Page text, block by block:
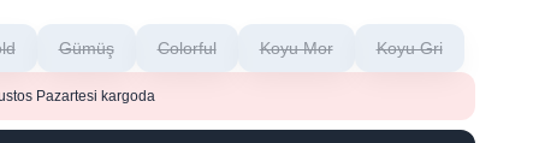
Gümüş Colorful Koyu Mor Koyu Gri
Pazartesi kargoda